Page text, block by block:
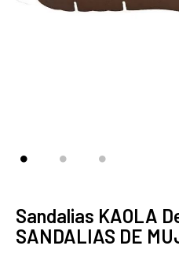
Sandalias KAOLA
SANDALIAS DE